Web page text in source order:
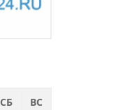
СБ
ВС